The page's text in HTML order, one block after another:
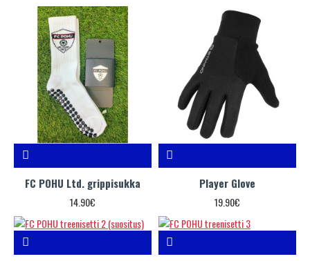
FC POHU Ltd. grippisukka
14.90€
Player Glove
19.90€